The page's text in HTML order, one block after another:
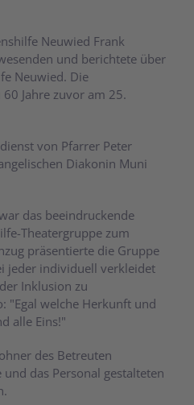
Neuwied Frank
und berichtete über
Neuwied. Die
Jahre zuvor am 25.
von Pfarrer Peter
Diakonin Muni
das beeindruckende
Theatergruppe zum
präsentierte die Gruppe
jeder individuell verkleidet
Inklusion zu
"Egal welche Herkunft und
alle Eins!"
des Betreuten
das Personal gestalteten